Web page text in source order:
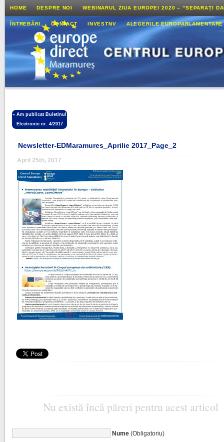
HOME DESPRE NOI WEBINARUL ZIUA EUROPEI 2020 – ”SEPARAȚI
ÎNTREBĂRI CONTACT INVESTNV ALEGERILE
«Am publicat Buletinul
Electronic nr. 4/2017
Newsletter-EDMaramures_Aprilie 2017_Page_2
April 25th, 2017
Nu există încă păreri pentru acest articol
Nume(Obligatoriu)